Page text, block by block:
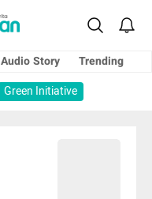
Audio Story
Trending
Green Initiative